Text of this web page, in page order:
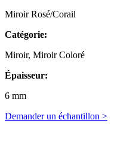
Miroir Rosé/Corail
Catégorie:
Miroir, Miroir Coloré
Épaisseur:
6 mm
Demander un échantillon >